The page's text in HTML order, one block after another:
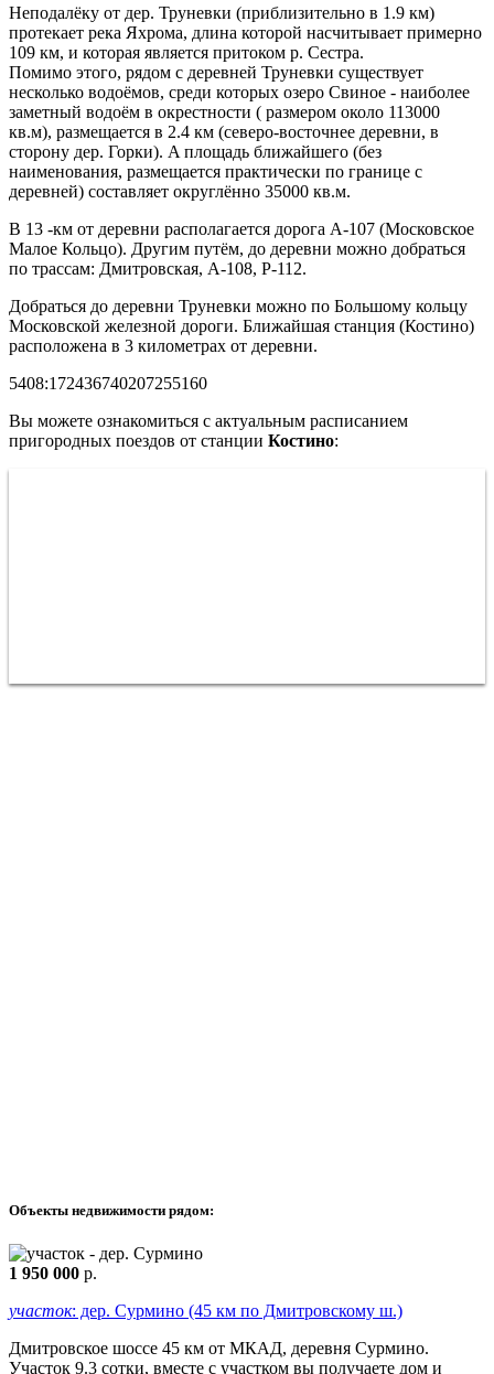
Неподалёку от дер. Труневки (приблизительно в 1.9 км)
протекает река Яхрома, длина которой насчитывает примерно
109 км, и которая является притоком р. Сестра.
Помимо этого, рядом с деревней Труневки существует
несколько водоёмов, среди которых озеро Свиное - наиболее
заметный водоём в окрестности ( размером около 113000
кв.м), размещается в 2.4 км (северо-восточнее деревни, в
сторону дер. Горки). A площадь ближайшего (без
наименования, размещается практически по границе с
деревней) составляет округлённо 35000 кв.м.
В 13 -км от деревни располагается дорога A-107 (Московское
Малое Кольцо). Другим путём, до деревни можно добраться
по трассам: Дмитровская, A-108, Р-112.
Добраться до деревни Труневки можно по Большому кольцу
Московской железной дороги. Ближайшая станция (Костино)
расположена в 3 километрах от деревни.
5408:172436740207255160
Вы можете ознакомиться с актуальным расписанием
пригородных поездов от станции Костино:
Объекты недвижимости рядом:
1 950 000 р.
участок: дер. Сурмино (45 км по Дмитровскому ш.)
Дмитровское шоссе 45 км от МКАД, деревня Сурмино.
Участок 9.3 сотки, вместе с участком вы получаете дом и